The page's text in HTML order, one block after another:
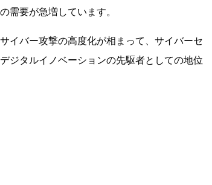
需要が急増しています。
イバー攻撃の高度化が相まって、サイバーセ
ジタルイノベーションの先駆者としての地位